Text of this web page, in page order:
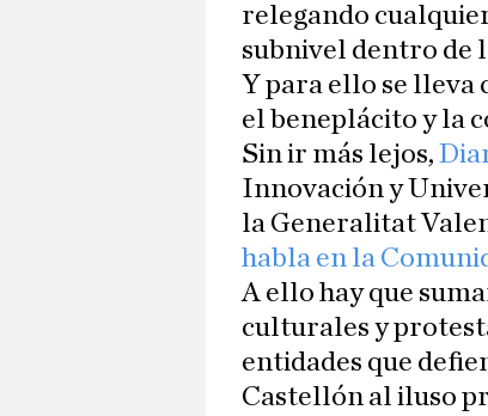
relegando
subnivel dentro de
Y para ello se lleva
el beneplácito y la
Sin ir más lejos,
Innovación y
la Generalitat
habla en la
A ello hay que
culturales y
entidades que
Castellón al iluso